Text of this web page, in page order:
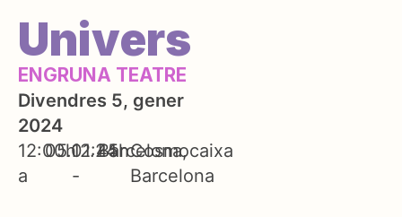
Univers
ENGRUNA TEATRE
Divendres 5, gener
2024
12:00h
a
05.01.24
12:45h
-
Barcelona
Cosmocaixa
Barcelona